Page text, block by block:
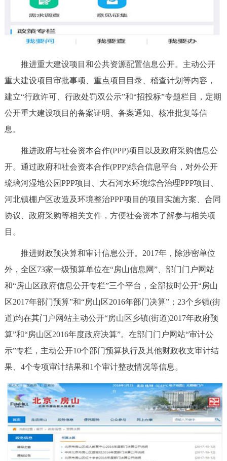
推进重大建设项目和公共资源配置信息公开。主动公开
重大建设项目审批事项、重点项目目录、稽查计划等内容，
建立“行政许可、行政处罚双公示”和“招投标”专题栏目，定期
公开重大建设项目的备案证明、备案通知、核准批复等信
息。
推进政府与社会资本合作(PPP)项目以及政府采购信息公
开。通过政府和社会资本合作(PPP)综合信息平台，对外公开
琉璃河湿地公园PPP项目、大石河水环境综合治理PPP项目、
河北镇棚户区改造及环境整治PPP项目的项目实施方案、合同
协议、政府采购等相关文件，方便社会资本了解参与相关项
目。
推进财政预决算和审计信息公开。2017年，除涉密单位
外，全区73家一级预算单位在“房山信息网”、部门门户网站
和“房山区政府信息公开专栏”三个平台，全部按时公开“房山
区2017年部门预算”和“房山区2016年部门决算”；23个乡镇(街
道)均在其门户网站主动公开“房山区乡镇(街道)2017年政府预
算”和“房山区2016年度政府决算”。在部门门户网站“审计公
示”专栏，主动公开10个部门预算执行及其他财政收支审计结
果、4个专项审计结果和1个审计整改情况等信息。